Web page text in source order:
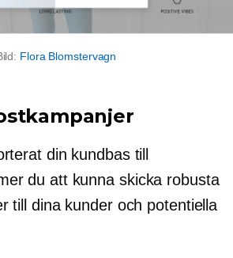
Flora Blomstervagn
din kundbas till
du att kunna skicka robusta
till dina kunder och potentiella